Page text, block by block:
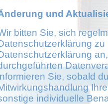
und
bitten Sie, sich
Sie, sobald
individuelle